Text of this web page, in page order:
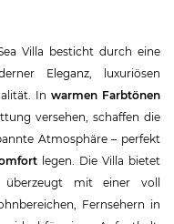
Villa besticht durch eine
Eleganz, luxuriösen
In warmen Farbtönen
versehen, schaffen die
Atmosphäre – perfekt
legen. Die Villa bietet
mit einer voll
Fernsehern in